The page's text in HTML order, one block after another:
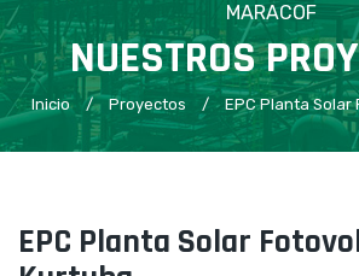
MARACOF
NUESTROS
Inicio / Proyectos / EPC Planta
EPC Planta Solar